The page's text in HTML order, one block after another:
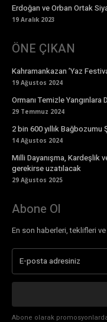
Erdoğan ve Orban Ortak
19 Aralık 2023
ÖNE ÇIKAN
Kahramankazan ’Yaz
19 Ağustos 2024
Ormanı Temizle Yangınlara
29 Temmuz 2024
2 bin 600 yıllık Bağbozumu
14 Ağustos 2024
Milli Dayanışma, Kardeşlik
gerekirse uzatılacak
29 Ağustos 2025
Abone Ol
En son haberleri, teklifleri
Abone olarak